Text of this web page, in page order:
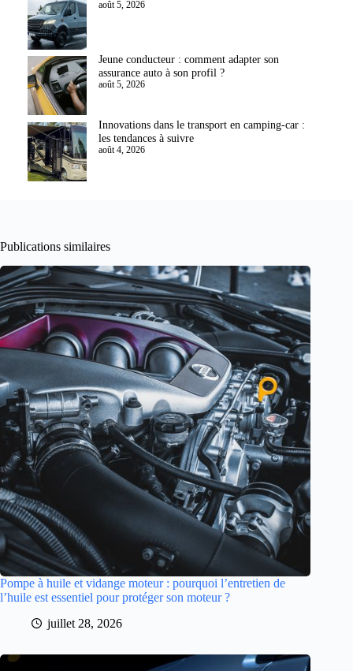
août 5, 2026
Jeune conducteur : comment adapter son
assurance auto à son profil ?
août 5, 2026
Innovations dans le transport en camping-car :
les tendances à suivre
août 4, 2026
Publications similaires
Pompe à huile et vidange moteur : pourquoi l’entretien de
l’huile est essentiel pour protéger son moteur ?
juillet 28, 2026